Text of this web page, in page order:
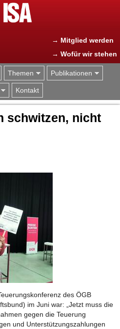
to navigation
→ Mitglied werden
→ Wofür wir stehen
Themen Publikationen
Kontakt
schwitzen, nicht
des ÖGB
im Juni war: „Jetzt muss die
gegen die Teuerung
und Unterstützungszahlungen